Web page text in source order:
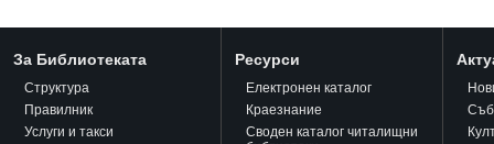
За Библиотеката
Структура
Правилник
Услуги и такси
Ресурси
Електронен каталог
Краезнание
Своден каталог читалищни